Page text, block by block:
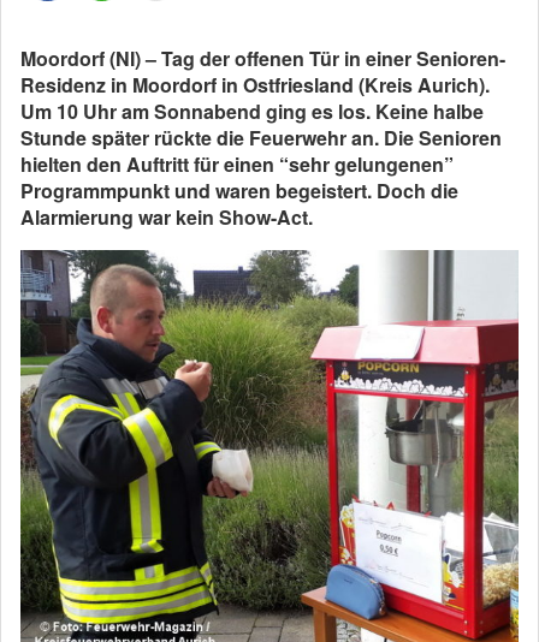
Moordorf (NI) – Tag der offenen Tür in einer Senioren-
Residenz in Moordorf in Ostfriesland (Kreis Aurich).
Um 10 Uhr am Sonnabend ging es los. Keine halbe
Stunde später rückte die Feuerwehr an. Die Senioren
hielten den Auftritt für einen “sehr gelungenen”
Programmpunkt und waren begeistert. Doch die
Alarmierung war kein Show-Act.